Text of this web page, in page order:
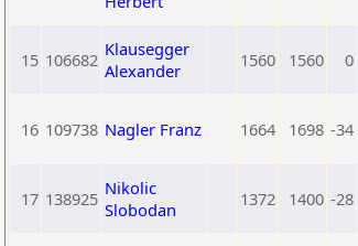
15 106682 Klausegger
Alexander
1560 1560 0
16 109738 Nagler Franz 1664 1698 -34
17 138925 Nikolic
Slobodan
1372 1400 -28